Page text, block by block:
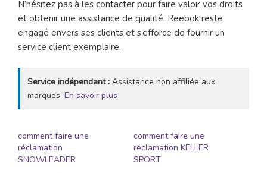
N’hésitez pas à les contacter pour faire valoir vos droits
et obtenir une assistance de qualité. Reebok reste
engagé envers ses clients et s’efforce de fournir un
service client exemplaire.
Service indépendant : Assistance non affiliée aux
marques. En savoir plus
comment faire une
réclamation
SNOWLEADER
comment faire une
réclamation KELLER
SPORT